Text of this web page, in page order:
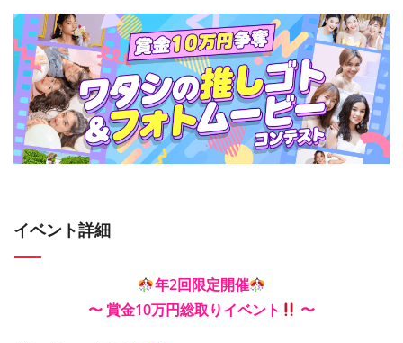
イベント詳細
年2回限定開催
〜 賞金10万円総取りイベント
〜